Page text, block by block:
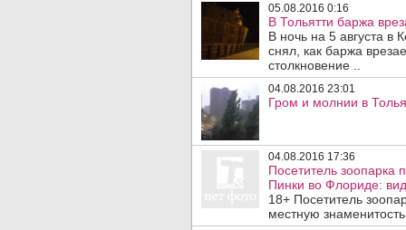
05.08.2016 0:16
В Тольятти баржа
В ночь на 5 августа в
снял, как баржа
столкновение ..
04.08.2016 23:01
Гром и молнии в
04.08.2016 17:36
Посетитель зоопарка
Пинки во Флориде:
18+ Посетитель
местную